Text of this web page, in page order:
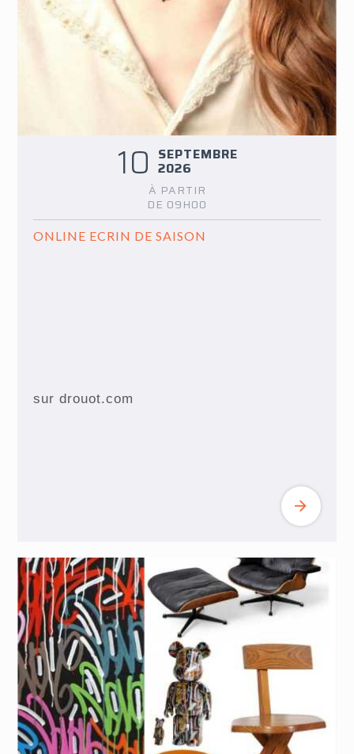
10 SEPTEMBRE
2026
À PARTIR
DE 09H00
ONLINE ECRIN DE SAISON
sur drouot.com